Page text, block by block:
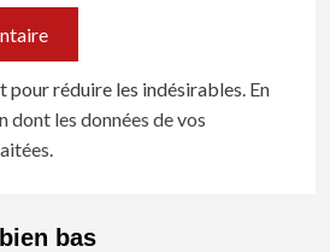
pour réduire les indésirables. En
dont les données de vos
.
bas